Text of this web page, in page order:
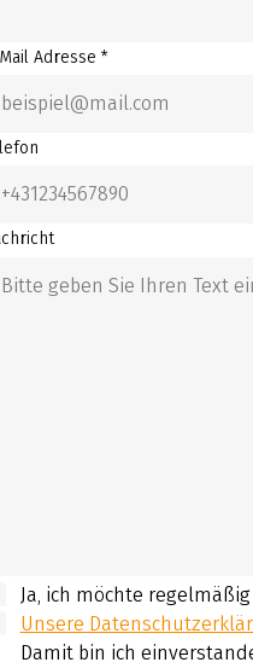
Adresse *
Ja, ich möchte
Unsere
Damit bin ich